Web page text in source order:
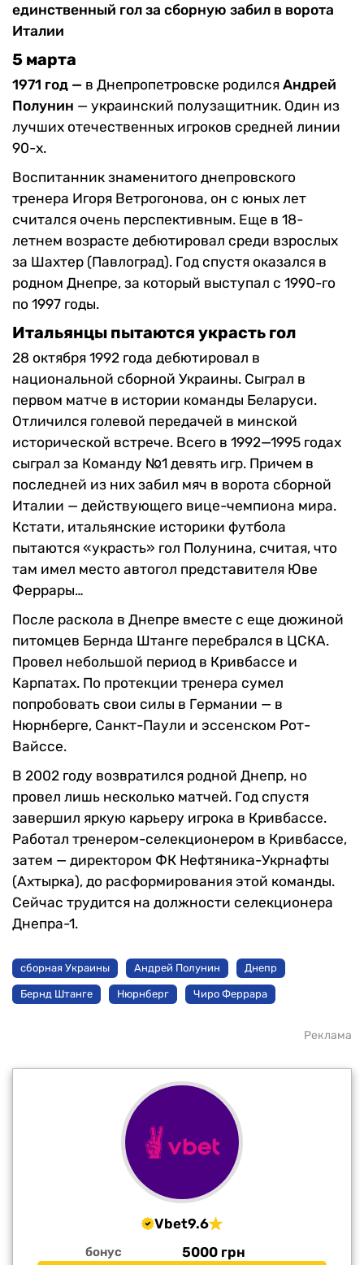
единственный гол за сборную забил в ворота
Италии
5 марта
1971 год — в Днепропетровске родился Андрей
Полунин — украинский полузащитник. Один из
лучших отечественных игроков средней линии
90-х.
Воспитанник знаменитого днепровского
тренера Игоря Ветрогонова, он с юных лет
считался очень перспективным. Еще в 18-
летнем возрасте дебютировал среди взрослых
за Шахтер (Павлоград). Год спустя оказался в
родном Днепре, за который выступал с 1990-го
по 1997 годы.
Итальянцы пытаются украсть гол
28 октября 1992 года дебютировал в
национальной сборной Украины. Сыграл в
первом матче в истории команды Беларуси.
Отличился голевой передачей в минской
исторической встрече. Всего в 1992—1995 годах
сыграл за Команду №1 девять игр. Причем в
последней из них забил мяч в ворота сборной
Италии — действующего вице-чемпиона мира.
Кстати, итальянские историки футбола
пытаются «украсть» гол Полунина, считая, что
там имел место автогол представителя Юве
Феррары…
После раскола в Днепре вместе с еще дюжиной
питомцев Бернда Штанге перебрался в ЦСКА.
Провел небольшой период в Кривбассе и
Карпатах. По протекции тренера сумел
попробовать свои силы в Германии — в
Нюрнберге, Санкт-Паули и эссенском Рот-
Вайссе.
В 2002 году возвратился родной Днепр, но
провел лишь несколько матчей. Год спустя
завершил яркую карьеру игрока в Кривбассе.
Работал тренером-селекционером в Кривбассе,
затем — директором ФК Нефтяника-Укрнафты
(Ахтырка), до расформирования этой команды.
Сейчас трудится на должности селекционера
Днепра-1.
сборная Украины Андрей Полунин Днепр
Бернд Штанге Нюрнберг Чиро Феррара
Реклама
Vbet9.6
бонус 5000 грн